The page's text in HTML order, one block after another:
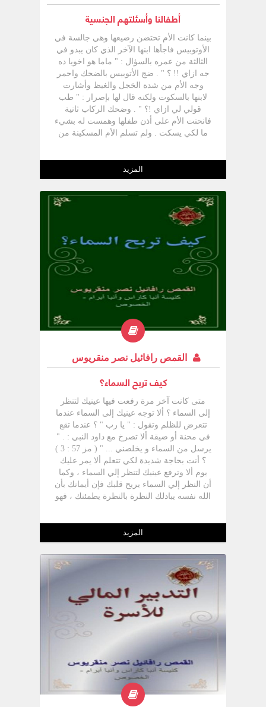
أطفالنا وأسئلتهم الجنسية
بينما كانت الأم تحتضن رضيعها وهي جالسة في
الأوتوبيس فاجأها ابنها الآخر الذي كان يبدو في
الثالثة من عمره بالسؤال : " ماما هو اخويا ده
جه ازاي !! ؟ " . ضج الأتوبيس بالضحك واحمر
وجه الأم من شدة الخجل والغيظ وأشارت
لابنها بالسكوت ولكنه قال لها بإصرار : " طب
قولي لي ازاي !؟ " . وضحك الركاب ثانية
فانحنت الأم على أذن طفلها وهمست له بشيء
ما لكي يسكت . ولم تسلم الأم المسكينة من
جعلني أفكر وأتساءل : هل كان الطفل مخطئا
حين سأل أمه ؟ ألم يكن حائرا يبحث عن إجابة
لسؤاله ؟ وهل أجابت عليه بالصدق أم كذبت ؟
أم وبخته ؟ عزيزي القارئ هذا الموقف المحرج
والغريب هو ما دفعني لأن اكتب لك هذا الكتيب
الذي أود فيه أن أكلمك عن أسئلة الأطفال
الجنسية والتي تشعرنا بالارتباك والخجل . لماذا
يسأل الأطفال ؟ وهل من الحكمة أن نجيب
على أسئلتهم ؟ وكيف نجيب عليهم ؟ وأمور
أخري سنتناولها بالبحث والدراسة في الكتيب
الذي بين يديك والذي أصلي ليكون سبب بركة
ومعرفة لك ولكل من يربون الأطفال سواء
مسئولين عن الأطفال .
المزيد
القمص رافائيل نصر منقريوس
كيف تربح السماء؟
متى كانت آخر مرة رفعت فيها عينيك لتنظر
إلى السماء ؟ ألا توجه عينيك إلى السماء عندما
تتعرض للظلم وتقول : " يا رب " ؟ عندما تقع
في محنة أو ضيقة ألا تصرخ مع داود النبي : . "
يرسل من السماء و يخلصني ... " ( مز 57 : 3 )
؟ أنت بحاجة شديدة لكي تتعلم ألا يمر عليك
يوم ألا وترفع عينيك لتنظر إلي السماء ، وكما
أن النظر إلي السماء يريح قلبك فإن أيمانك بأن
الله نفسه يبادلك النظرة بالنظرة يطمئنك ، فهو
سمعت صراخهم من اجل مسخريهم إني
علمت أوجاعهم " ( خر 3 : 7 ) ا هل كنت تتصور
أن الله ينظر إلينا من السماء ؟ " الرب من
السماء اشرف على بني البشر لينظر هل من
إن الله من السماء ينظر إليك ويراك لا تخف
بل عليك أن فرح لأنه قال لنا : " ... سأراكم
أيضا فتفرح قلوبكم و لا ينزع احد فرحكم منكم
المزيد